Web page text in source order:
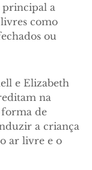
principal a
livres como
ou
e Elizabeth
na
forma de
a criança
ar livre e o